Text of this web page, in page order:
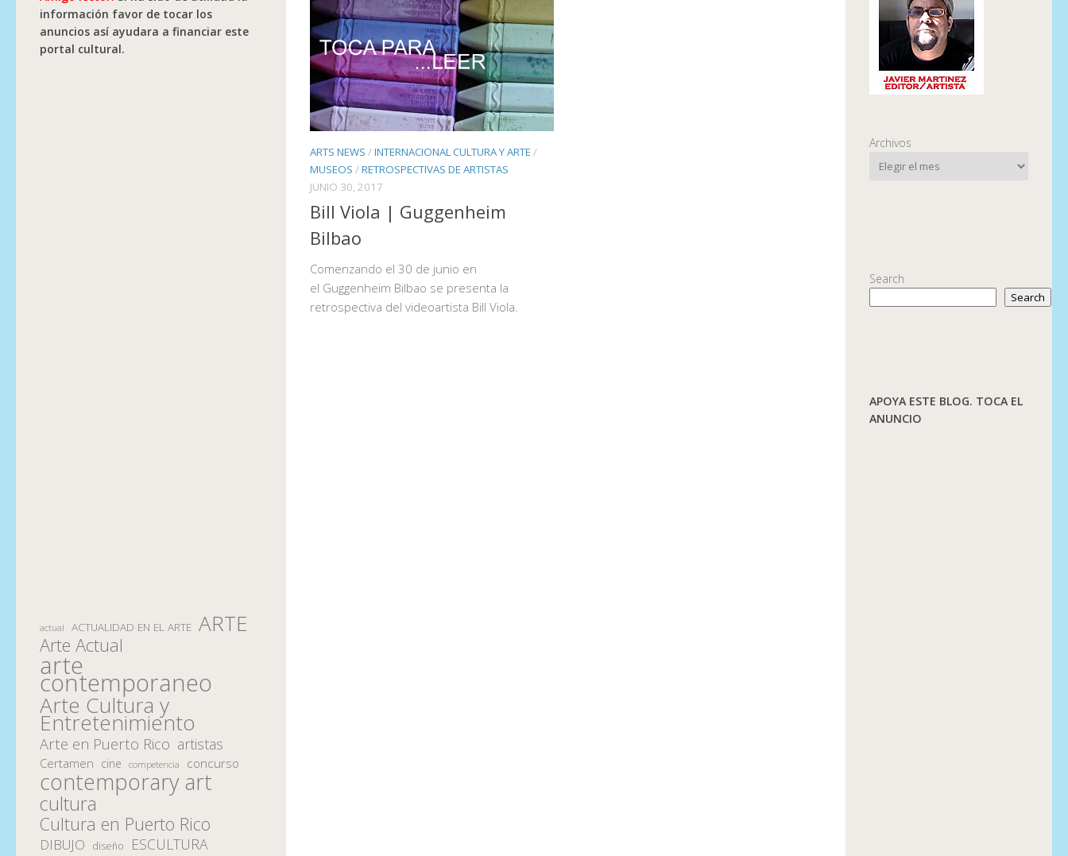
ARTS NEWS /INTERNACIONAL CULTURA Y ARTE /
MUSEOS /RETROSPECTIVAS DE ARTISTAS
JUNIO 30, 2017
Bill Viola | Guggenheim
Bilbao
Comenzando el 30 de junio en
el Guggenheim Bilbao se presenta la
retrospectiva del videoartista Bill Viola.
información favor de tocar los
anuncios así ayudara a financiar este
portal cultural.
actual ACTUALIDAD EN EL ARTE ARTE
Arte Actual
arte
contemporaneo
Arte Cultura y
Entretenimiento
Arte en Puerto Rico artistas
Certamen cine competencia concurso
contemporary art
cultura
Cultura en Puerto Rico
DIBUJO diseño ESCULTURA
Archivos
Search
Search
APOYA ESTE BLOG. TOCA EL
ANUNCIO